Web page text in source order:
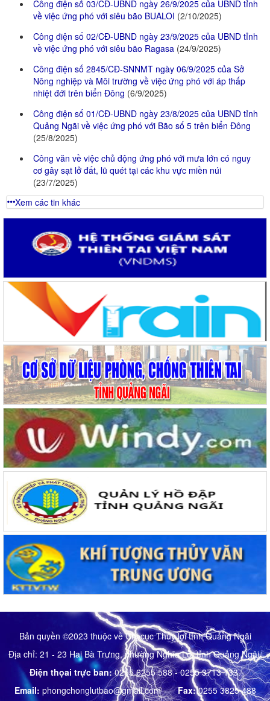
Công điện số 03/CĐ-UBND ngày 26/9/2025 của UBND tỉnh
về việc ứng phó với siêu bão BUALOI (2/10/2025)
Công điện số 02/CĐ-UBND ngày 23/9/2025 của UBND tỉnh
về việc ứng phó với siêu bão Ragasa (24/9/2025)
Công điện số 2845/CĐ-SNNMT ngày 06/9/2025 của Sở
Nông nghiệp và Môi trường về việc ứng phó với áp thấp
nhiệt đới trên biển Đông (6/9/2025)
Công điện số 01/CĐ-UBND ngày 23/8/2025 của UBND tỉnh
Quảng Ngãi về việc ứng phó với Bão số 5 trên biển Đông
(25/8/2025)
Công văn về việc chủ động ứng phó với mưa lớn có nguy
cơ gây sạt lở đất, lũ quét tại các khu vực miền núi
(23/7/2025)
Xem các tin khác
Bản quyền ©2023 thuộc về Chị cục Thủy lợi tỉnh Quảng Ngãi
Địa chỉ: 21 - 23 Hai Bà Trưng, phường Nghĩa Lộ, tỉnh Quảng Ngãi.
Điện thọai trực ban:0255 6255 588 - 0255 3713 133.
Email: phongchonglutbao@gmail.comFax:0255 3825 488